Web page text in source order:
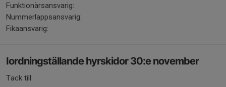
Funktionärsansvarig:
Nummerlappsansvarig:
Fikaansvarig:
Iordningställande hyrskidor 30:e november
Tack till: